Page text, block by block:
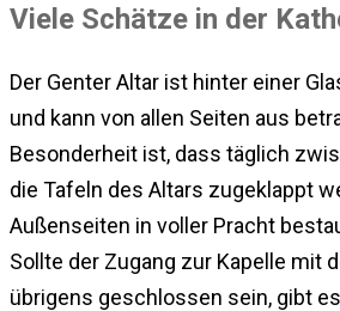
Viele Schätze in der
Der Genter Altar ist hinter einer
und kann von allen Seiten aus
Besonderheit ist, dass täglich
die Tafeln des Altars zugeklappt
Außenseiten in voller Pracht
Sollte der Zugang zur Kapelle mit
übrigens geschlossen sein, gibt